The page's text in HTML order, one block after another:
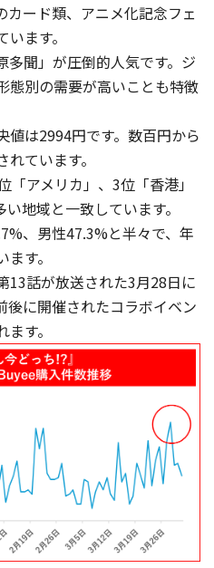
カード類、アニメ化記念フェ
ます。
多聞」が圧倒的人気です。ジ
態別の需要が高いことも特徴
値は2994円です。数百円から
ています。
「アメリカ」、3位「香港」
地域と一致しています。
、男性47.3%と半々で、年
す。
13話が放送された3月28日に
後に開催されたコラボイベン
す。